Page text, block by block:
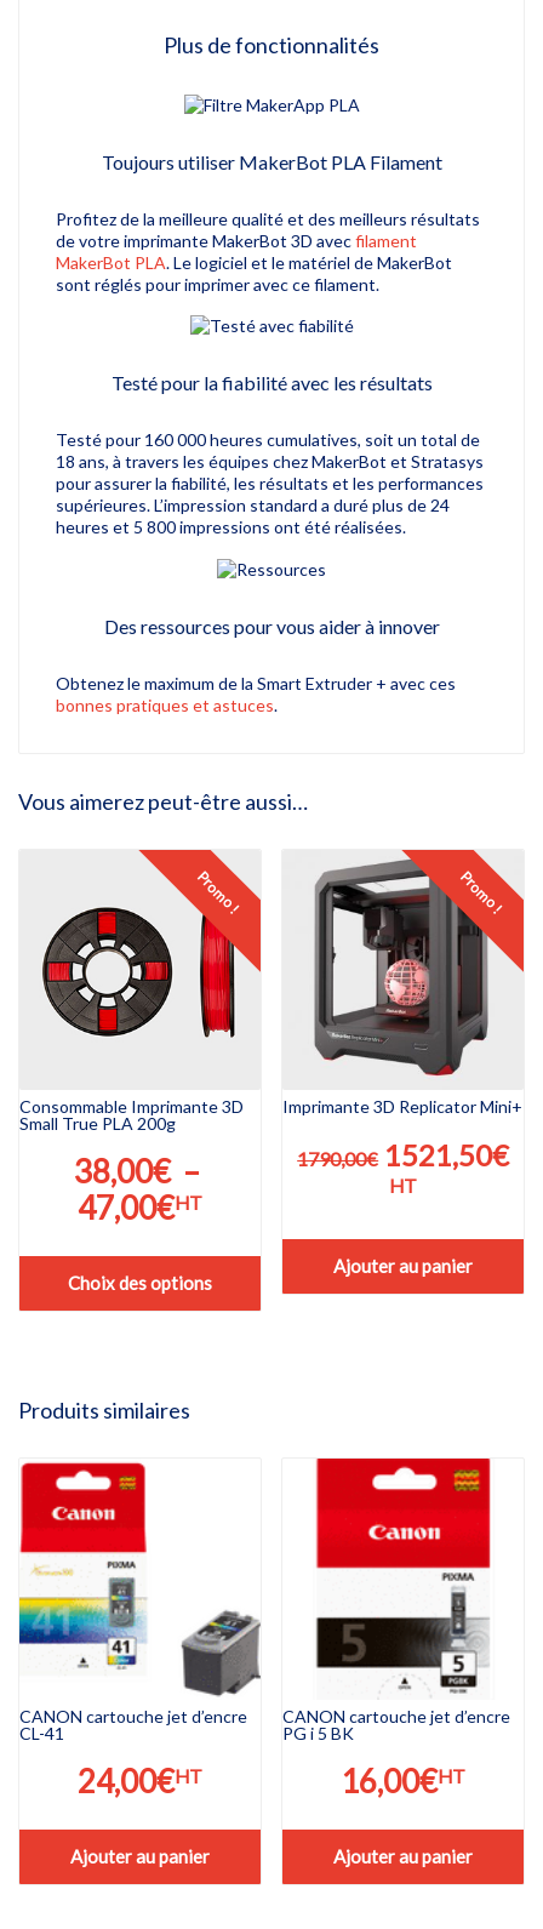
Plus de fonctionnalités
Toujours utiliser MakerBot PLA Filament
Profitez de la meilleure qualité et des meilleurs résultats
de votre imprimante MakerBot 3D avecfilament
MakerBot PLA.Le logiciel et le matériel de MakerBot
sont réglés pour imprimer avec ce filament.
Testé pour la fiabilité avec les résultats
Testé pour 160 000 heures cumulatives, soit un total de
18 ans, à travers les équipes chez MakerBot et Stratasys
pour assurer la fiabilité, les résultats et les performances
supérieures.L’impression standard a duré plus de 24
heures et 5 800 impressions ont été réalisées.
Des ressources pour vous aider à innover
Obtenez le maximum de la Smart Extruder + avec ces
bonnes pratiques et astuces.
Vous aimerez peut-être aussi…
Promo !
Consommable Imprimante 3D
Small True PLA 200g
38,00€ –
47,00€Plage
prix :
38,00€
HT
Choix des options
variations.
peuvent
choisies
sur
la
page
du
produit
Promo !
Imprimante 3D Replicator Mini+
1790,00€ Le
prix
était :
1790,00€.
1521,50€Le
HT
Ajouter au panier
Produits similaires
CANON cartouche jet d’encre
CL-41
24,00€HT
Ajouter au panier
CANON cartouche jet d’encre
PG i 5 BK
16,00€HT
Ajouter au panier